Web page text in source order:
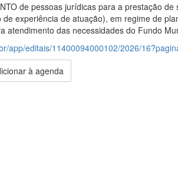
de pessoas jurídicas para a prestação
experiência de atuação), em regime de
atendimento das necessidades do Fundo
app/editais/11400094000102/2026/
à agenda